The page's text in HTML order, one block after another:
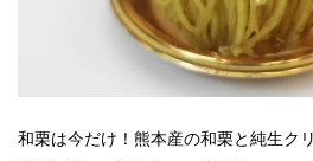
和栗は今だけ！熊本産の和栗と純生ク